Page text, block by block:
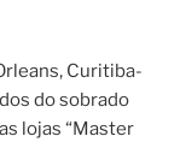
Curitiba-
do sobrado
lojas “Master